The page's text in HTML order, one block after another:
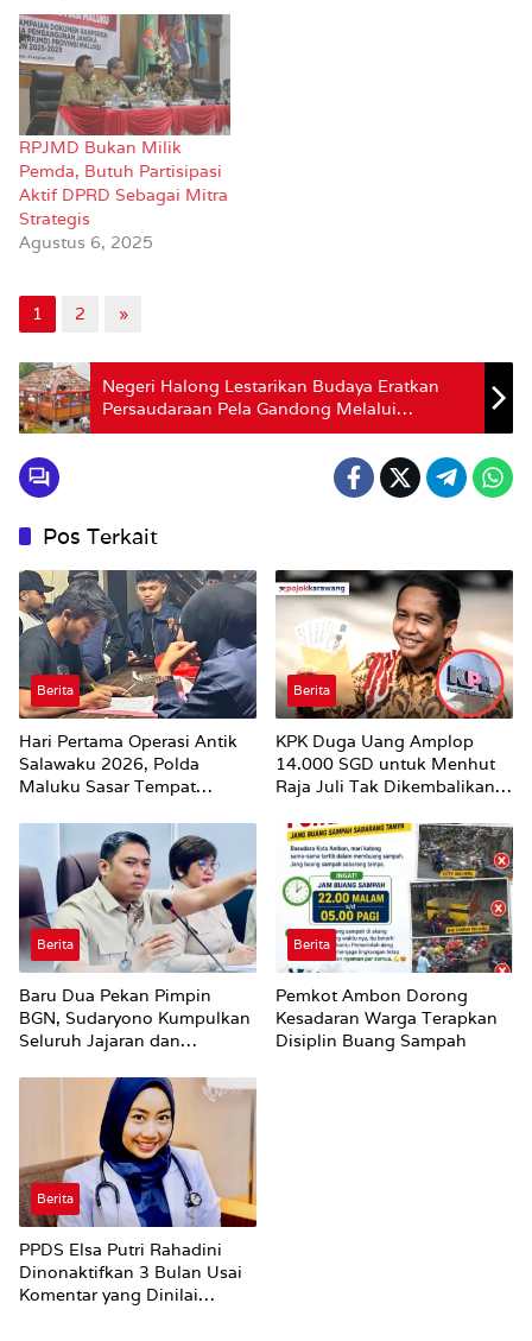
RPJMD Bukan Milik
Pemda, Butuh Partisipasi
Aktif DPRD Sebagai Mitra
Strategis
Agustus 6, 2025
1 2 »
Negeri Halong Lestarikan Budaya Eratkan
Persaudaraan Pela Gandong Melalui
Pergantian Atap Baileo
Pos Terkait
Berita
Hari Pertama Operasi Antik
Salawaku 2026, Polda
Maluku Sasar Tempat
Berita
KPK Duga Uang Amplop
14.000 SGD untuk Menhut
Raja Juli Tak Dikembalikan
Berita
Baru Dua Pekan Pimpin
BGN, Sudaryono Kumpulkan
Seluruh Jajaran dan
Pungli dan Pemerasan
Supplier harus Berhenti
Berita
Pemkot Ambon Dorong
Kesadaran Warga Terapkan
Disiplin Buang Sampah
Berita
PPDS Elsa Putri Rahadini
Dinonaktifkan 3 Bulan Usai
Komentar yang Dinilai